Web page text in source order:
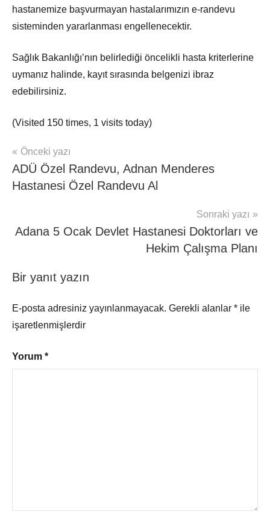
hastanemize başvurmayan hastalarımızın e-randevu
sisteminden yararlanması engellenecektir.
Sağlık Bakanlığı’nın belirlediği öncelikli hasta kriterlerine
uymanız halinde, kayıt sırasında belgenizi ibraz
edebilirsiniz.
(Visited 150 times, 1 visits today)
Hasta
Haber
Balıkesir
Yazı
gezinmesi
Önceki yazı
ADÜ Özel Randevu, Adnan Menderes
Hastanesi Özel Randevu Al
Sonraki yazı
Adana 5 Ocak Devlet Hastanesi Doktorları ve
Hekim Çalışma Planı
Bir yanıt yazın
E-posta adresiniz yayınlanmayacak. Gerekli alanlar * ile
işaretlenmişlerdir
Yorum *